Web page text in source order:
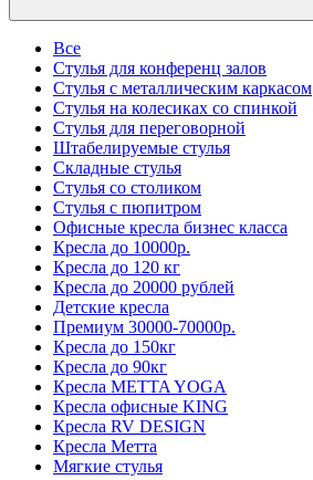
Все
Стулья для конференц залов
Стулья с металлическим каркасом
Стулья на колесиках со спинкой
Стулья для переговорной
Штабелируемые стулья
Складные стулья
Стулья со столиком
Стулья с пюпитром
Офисные кресла бизнес класса
Кресла до 10000р.
Кресла до 120 кг
Кресла до 20000 рублей
Детские кресла
Премиум 30000-70000р.
Кресла до 150кг
Кресла до 90кг
Кресла METTA YOGA
Кресла офисные KING
Кресла RV DESIGN
Кресла Метта
Мягкие стулья